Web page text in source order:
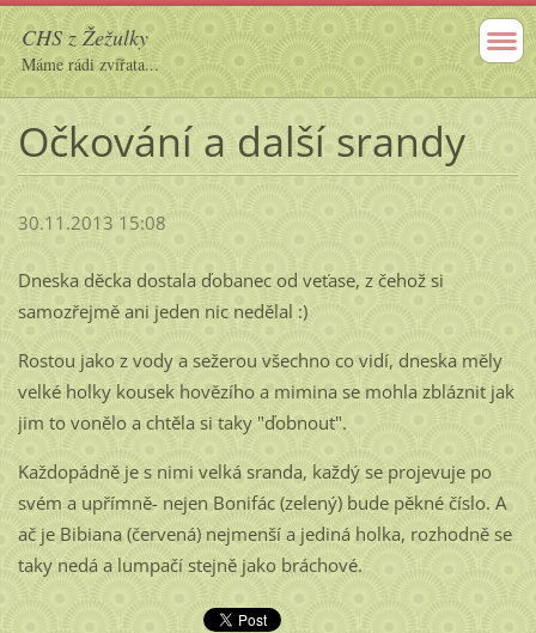
CHS z Žežulky
Máme rádi zvířata...
Očkování a další srandy
30.11.2013 15:08
Dneska děcka dostala ďobanec od veťase, z čehož si
samozřejmě ani jeden nic nedělal :)
Rostou jako z vody a sežerou všechno co vidí, dneska měly
velké holky kousek hovězího a mimina se mohla zbláznit jak
jim to vonělo a chtěla si taky "ďobnout".
Každopádně je s nimi velká sranda, každý se projevuje po
svém a upřímně- nejen Bonifác (zelený) bude pěkné číslo. A
ač je Bibiana (červená) nejmenší a jediná holka, rozhodně se
taky nedá a lumpačí stejně jako bráchové.